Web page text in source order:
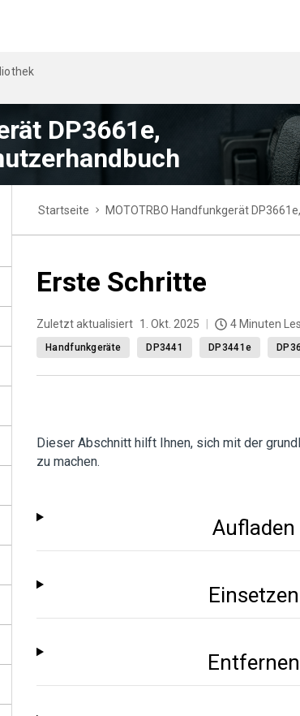
DP3661e,
Startseite MOTOTRBO Handfunkgerät
Erste Schritte
Zuletzt aktualisiert 1. Okt. 2025 4 Minuten
Handfunkgeräte DP3441 DP3441e
Dieser Abschnitt hilft Ihnen, sich mit der
zu machen.
Aufladen